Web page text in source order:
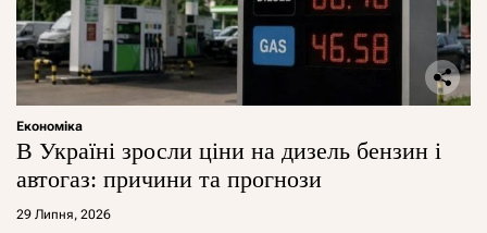
Економіка
В Україні зросли ціни на дизель бензин і
автогаз: причини та прогнози
29 Липня, 2026